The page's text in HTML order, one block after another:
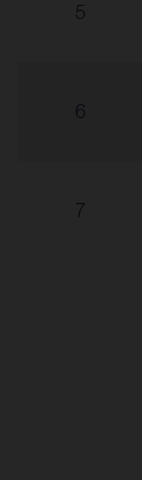
5
6
7